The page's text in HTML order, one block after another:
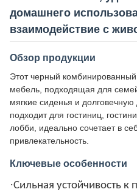
домашнего
взаимодействие с
Обзор продукции
Этот черный
мебель, подходящая для
мягкие сиденья и
подходит для гостиниц,
лобби, идеально сочетает в
привлекательность.
Ключевые особенности
·Сильная устойчивость